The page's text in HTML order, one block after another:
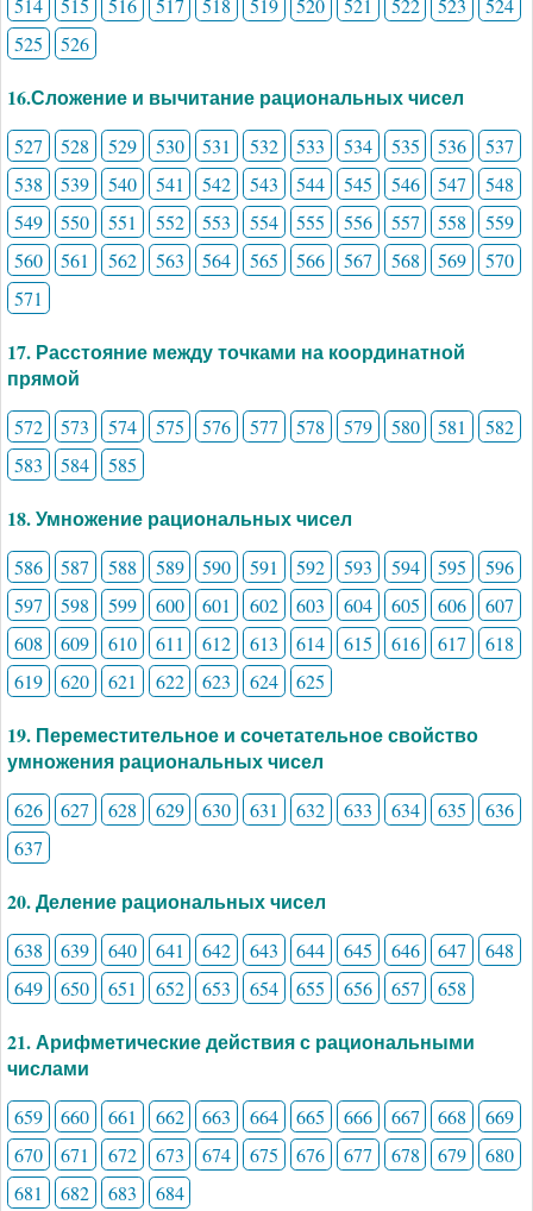
514 515 516 517 518 519 520 521 522 523
524
525
526
16.Сложение и вычитание рациональных чисел
527 528 529 530 531 532 533 534 535 536
537
538
539 540 541 542 543 544 545 546 547
548
549
550 551 552 553 554 555 556 557 558
559
560
561 562 563 564 565 566 567 568 569
570
571
17. Расстояние между точками на координатной
прямой
572 573 574 575 576 577 578 579 580 581
582
583
584 585
18. Умножение рациональных чисел
586 587 588 589 590 591 592 593 594 595
596
597
598 599 600 601 602 603 604 605 606
607
608
609 610 611 612 613 614 615 616 617
618
619
620 621 622 623 624 625
19. Переместительное и сочетательное свойство
умножения рациональных чисел
626 627 628 629 630 631 632 633 634 635
636
637
20. Деление рациональных чисел
638 639 640 641 642 643 644 645 646 647
648
649
650 651 652 653 654 655 656 657 658
21. Арифметические действия с рациональными
числами
659 660 661 662 663 664 665 666 667 668
669
670
671 672 673 674 675 676 677 678 679
680
681
682 683 684